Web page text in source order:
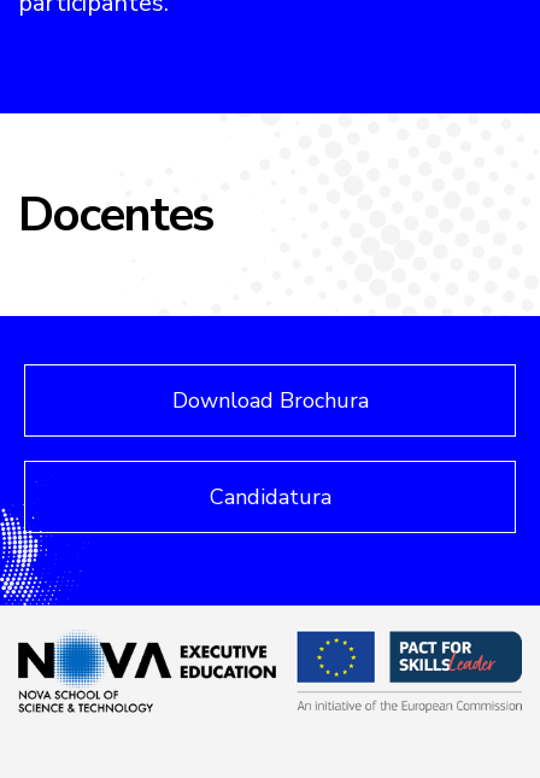
Docentes
Download Brochura
Candidatura